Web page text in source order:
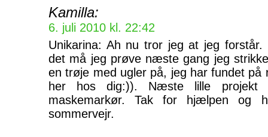
Kamilla:
6. juli 2010 kl. 22:42
Unikarina: Ah nu tror jeg at jeg
det må jeg prøve næste gang jeg
en trøje med ugler på, jeg har fundet på
her hos dig:)). Næste lille
maskemarkør. Tak for hjælpen og
sommervejr.